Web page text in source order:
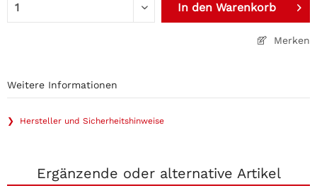
In den Warenkorb
Merken
Weitere Informationen
❯ Hersteller und Sicherheitshinweise
Ergänzende oder alternative Artikel